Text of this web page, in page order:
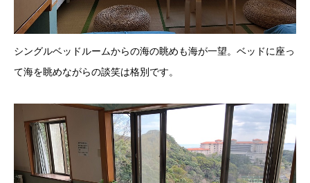
シングルベッドルームからの海の眺めも海が一望。ベッドに座っ
て海を眺めながらの談笑は格別です。